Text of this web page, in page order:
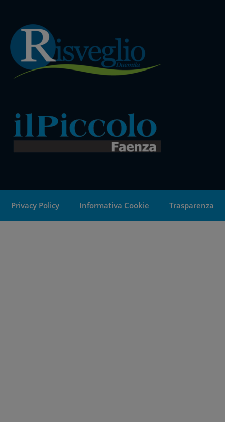
Privacy Policy Informativa Cookie Trasparenza